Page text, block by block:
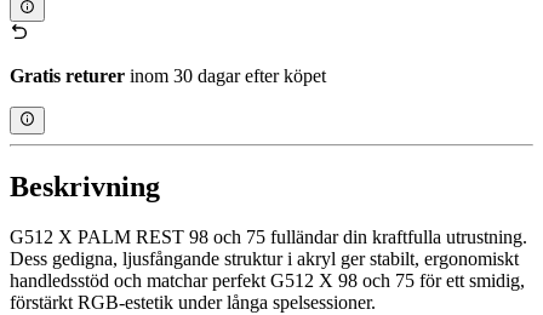
Gratis returer inom 30 dagar efter köpet
Beskrivning
G512 X PALM REST 98 och 75 fulländar din kraftfulla utrustning.
Dess gedigna, ljusfångande struktur i akryl ger stabilt, ergonomiskt
handledsstöd och matchar perfekt G512 X 98 och 75 för ett smidig,
förstärkt RGB-estetik under långa spelsessioner.